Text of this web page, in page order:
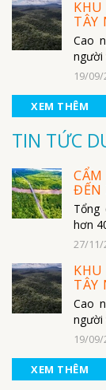
TÂY
Cao
người
19/09/
XEM THÊM
TIN TỨC
ĐẾN
Tổng
hơn
27/11/
TÂY
Cao
người
19/09/
XEM THÊM